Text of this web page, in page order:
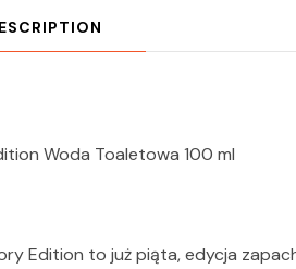
Woda Toaletowa 100 ml
Edition to już piąta, edycja